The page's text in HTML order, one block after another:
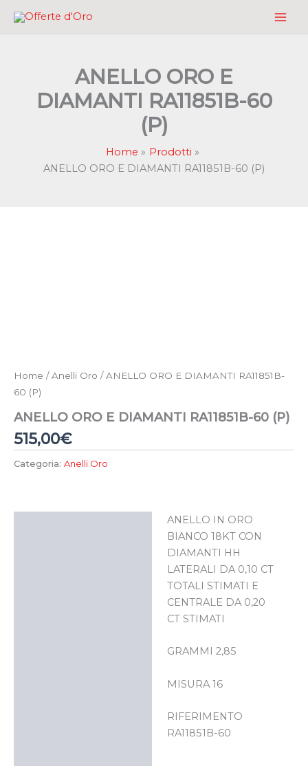
ANELLO ORO E
DIAMANTI RA11851B-60
(P)
Home
Prodotti
ANELLO ORO E DIAMANTI RA11851B-60 (P)
Home /Anelli Oro / ANELLO ORO E DIAMANTI RA11851B-
60 (P)
ANELLO ORO E DIAMANTI RA11851B-60 (P)
515,00€
Categoria: Anelli Oro
ANELLO IN ORO
BIANCO 18KT CON
DIAMANTI HH
LATERALI DA 0,10 CT
TOTALI STIMATI E
CENTRALE DA 0,20
CT STIMATI
GRAMMI 2,85
MISURA 16
RIFERIMENTO
RA11851B-60